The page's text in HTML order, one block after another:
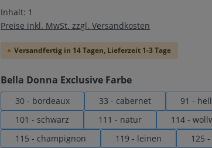
Inhalt: 1
Preise inkl. MwSt. zzgl. Versandkosten
Versandfertig in 14 Tagen, Lieferzeit 1-3 Tage
Bella Donna Exclusive Farbeauswählen
30 - bordeaux 33 - cabernet
91 -
101 - schwarz
111 - natur
114 -
115 - champignon
119 - leinen
125